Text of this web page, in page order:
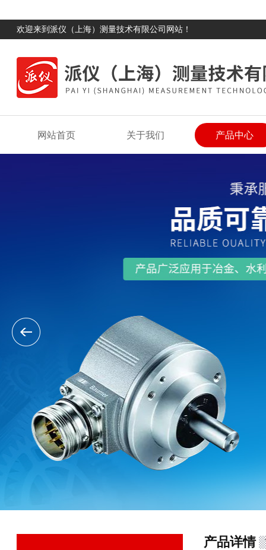
欢迎来到派仪（上海）测量技术有限公司网站！
网站首页 关于我们 产品中心
产品详情